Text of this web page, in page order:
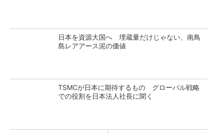
日本を資源大国へ 埋蔵量だけじゃない、南鳥
島レアアース泥の価値
TSMCが日本に期待するもの グローバル戦略
での役割を日本法人社長に聞く